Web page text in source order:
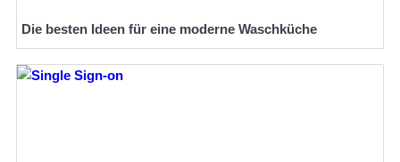
Die besten Ideen für eine moderne Waschküche